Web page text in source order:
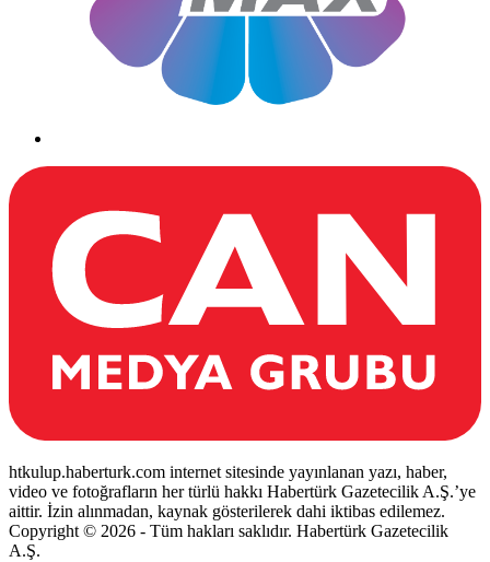
htkulup.haberturk.com internet sitesinde yayınlanan yazı, haber,
video ve fotoğrafların her türlü hakkı Habertürk Gazetecilik A.Ş.’ye
aittir. İzin alınmadan, kaynak gösterilerek dahi iktibas edilemez.
Copyright © 2026 - Tüm hakları saklıdır. Habertürk Gazetecilik
A.Ş.